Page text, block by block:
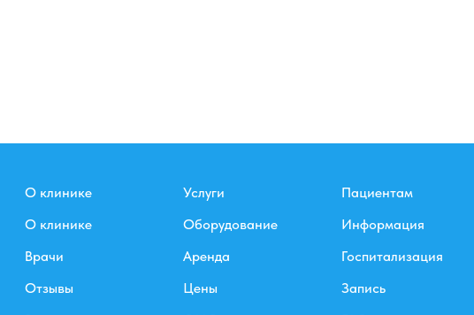
О клинике
О клинике
Врачи
Отзывы
Услуги
Оборудование
Аренда
Цены
Пациентам
Информация
Госпитализация
Запись